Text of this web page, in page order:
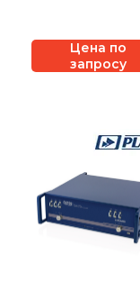
Цена по
запросу